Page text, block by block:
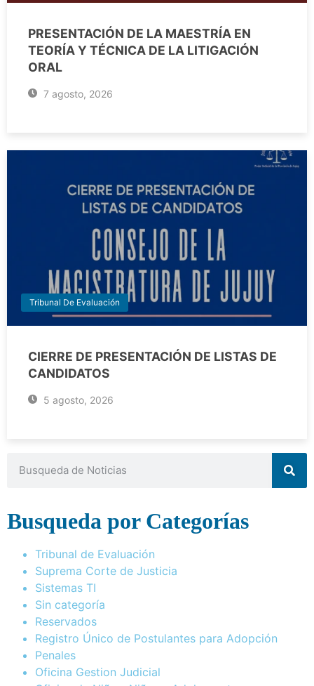
PRESENTACIÓN DE LA MAESTRÍA EN
TEORÍA Y TÉCNICA DE LA LITIGACIÓN
ORAL
7 agosto, 2026
Tribunal De Evaluación
CIERRE DE PRESENTACIÓN DE LISTAS DE
CANDIDATOS
5 agosto, 2026
Busqueda por Categorías
Tribunal de Evaluación
Suprema Corte de Justicia
Sistemas TI
Sin categoría
Reservados
Registro Único de Postulantes para Adopción
Penales
Oficina Gestion Judicial